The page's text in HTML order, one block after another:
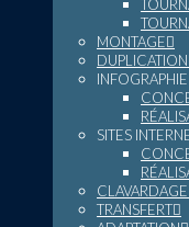
MONTAGE
DUPLICATION
SITES
TRANSFERT